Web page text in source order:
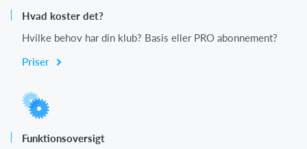
Hvad koster det?
Hvilke behov har din klub? Basis eller PRO abonnement?
Priser
Funktionsoversigt